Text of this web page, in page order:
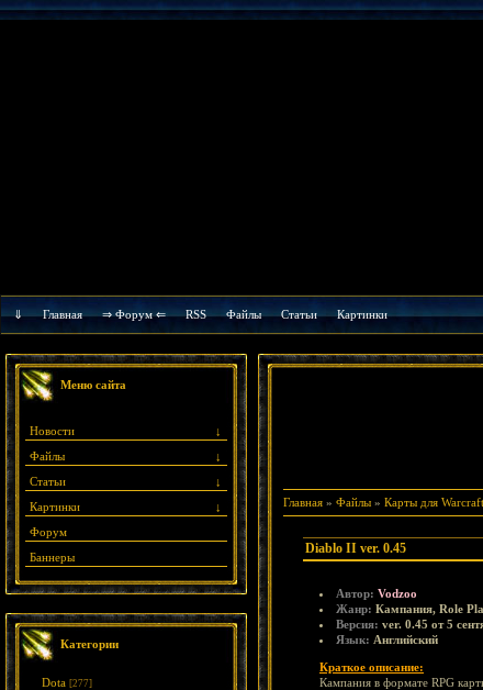
⇓ Главная ⇒ Форум ⇐ RSS Файлы Cтатьи Картинки
Меню сайта
↓
Новости
↓
Файлы
↓
Статьи
↓
Картинки
Форум
Баннеры
Категории
Dota [277]
Главная » Файлы » Карты для
Diablo II ver. 0.45
Автор: Vodzoo
Жанр: Кампания, Role
Версия: ver. 0.45 от 5
Язык: Английский
Краткое описание:
Кампания в формате RPG